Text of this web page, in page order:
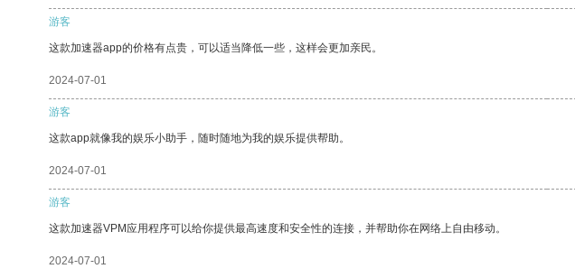
游客
这款加速器app的价格有点贵，可以适当降低一些，这样会更加亲民。
2024-07-01
游客
这款app就像我的娱乐小助手，随时随地为我的娱乐提供帮助。
2024-07-01
游客
这款加速器VPM应用程序可以给你提供最高速度和安全性的连接，并帮助你在网络上自由移动。
2024-07-01